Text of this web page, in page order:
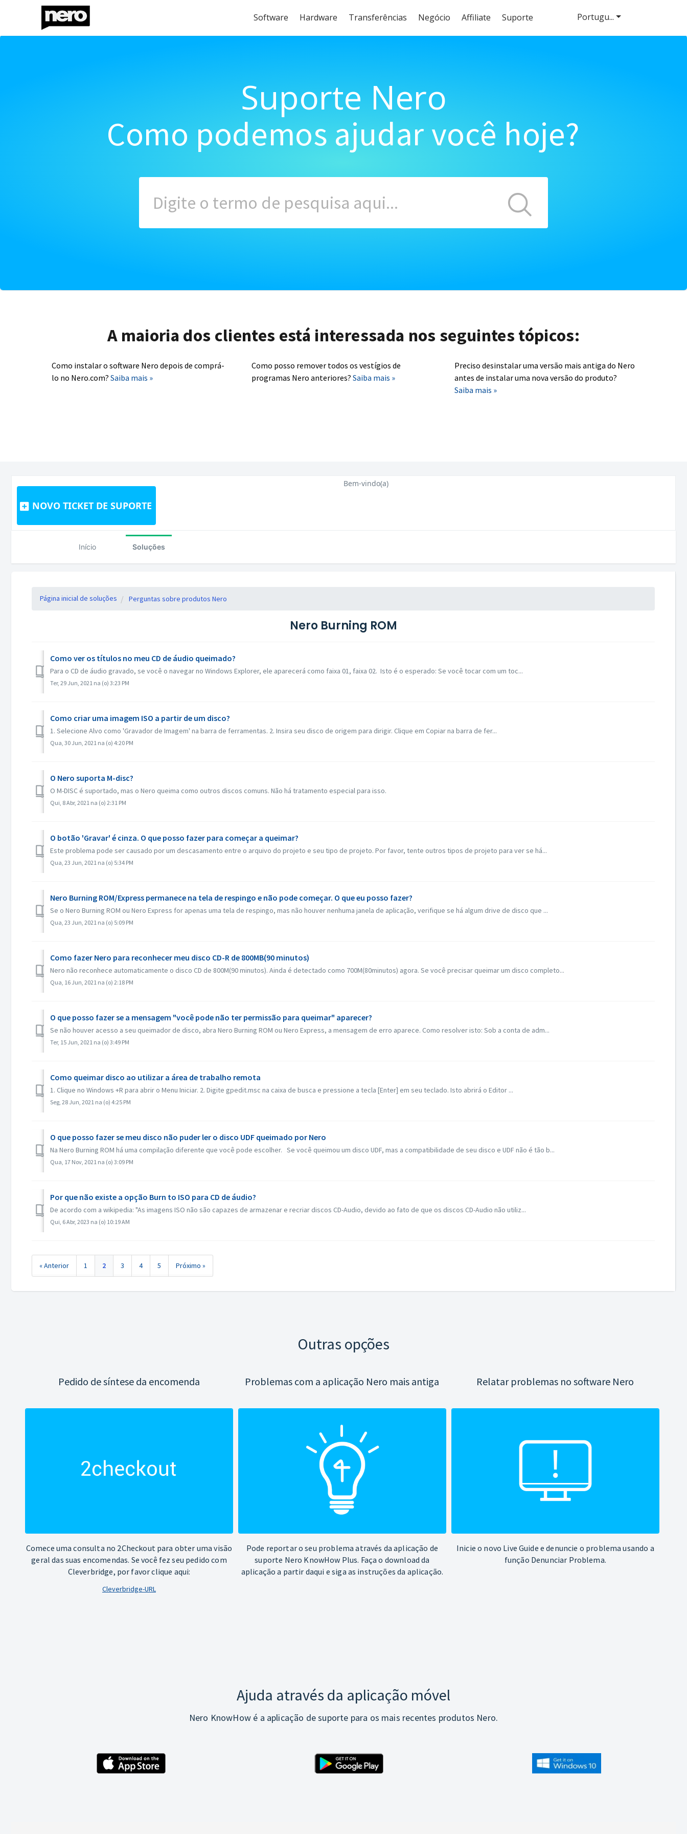
Software Hardware Transferências Negócio Affiliate Suporte
Suporte Nero
Como podemos ajudar você hoje?
A maioria dos clientes está interessada nos seguintes tópicos:
Como instalar o software Nero depois de comprá-
lo no Nero.com? Saiba mais »
Como posso remover todos os vestígios de
programas Nero anteriores? Saiba mais »
Preciso desinstalar uma versão mais antiga do Nero
antes de instalar uma nova versão do produto?
Saiba mais »
NOVO TICKET DE SUPORTE
Portugu...
Bem-vindo(a)
Início Soluções
Página inicial de soluções Perguntas sobre produtos Nero
Nero Burning ROM
Como ver os títulos no meu CD de áudio queimado?
Para o CD de áudio gravado, se você o navegar no Windows Explorer, ele aparecerá como faixa 01, faixa 02. Isto é o esperado: Se você tocar com um toc...
Ter, 29 Jun, 2021 na (o) 3:23 PM
Como criar uma imagem ISO a partir de um disco?
1. Selecione Alvo como 'Gravador de Imagem' na barra de ferramentas. 2. Insira seu disco de origem para dirigir. Clique em Copiar na barra de fer...
Qua, 30 Jun, 2021 na (o) 4:20 PM
O Nero suporta M-disc?
O M-DISC é suportado, mas o Nero queima como outros discos comuns. Não há tratamento especial para isso.
Qui, 8 Abr, 2021 na (o) 2:31 PM
O botão 'Gravar' é cinza. O que posso fazer para começar a queimar?
Este problema pode ser causado por um descasamento entre o arquivo do projeto e seu tipo de projeto. Por favor, tente outros tipos de projeto para ver se há...
Qua, 23 Jun, 2021 na (o) 5:34 PM
Nero Burning ROM/Express permanece na tela de respingo e não pode começar. O que eu posso fazer?
Se o Nero Burning ROM ou Nero Express for apenas uma tela de respingo, mas não houver nenhuma janela de aplicação, verifique se há algum drive de disco que ...
Qua, 23 Jun, 2021 na (o) 5:09 PM
Como fazer Nero para reconhecer meu disco CD-R de 800MB(90 minutos)
Nero não reconhece automaticamente o disco CD de 800M(90 minutos). Ainda é detectado como 700M(80minutos) agora. Se você precisar queimar um disco completo...
Qua, 16 Jun, 2021 na (o) 2:18 PM
O que posso fazer se a mensagem "você pode não ter permissão para queimar" aparecer?
Se não houver acesso a seu queimador de disco, abra Nero Burning ROM ou Nero Express, a mensagem de erro aparece. Como resolver isto: Sob a conta de adm...
Ter, 15 Jun, 2021 na (o) 3:49 PM
Como queimar disco ao utilizar a área de trabalho remota
1. Clique no Windows +R para abrir o Menu Iniciar. 2. Digite gpedit.msc na caixa de busca e pressione a tecla [Enter] em seu teclado. Isto abrirá o Editor ...
Seg, 28 Jun, 2021 na (o) 4:25 PM
O que posso fazer se meu disco não puder ler o disco UDF queimado por Nero
Na Nero Burning ROM há uma compilação diferente que você pode escolher. Se você queimou um disco UDF, mas a compatibilidade de seu disco e UDF não é tão b...
Qua, 17 Nov, 2021 na (o) 3:09 PM
Por que não existe a opção Burn to ISO para CD de áudio?
De acordo com a wikipedia: "As imagens ISO não são capazes de armazenar e recriar discos CD-Audio, devido ao fato de que os discos CD-Audio não utiliz...
Qui, 6 Abr, 2023 na (o) 10:19 AM
« Anterior 1 2 3 4 5 Próximo »
Outras opções
Pedido de síntese da encomenda
Comece uma consulta no 2Checkout para obter uma visão
geral das suas encomendas. Se você fez seu pedido com
Cleverbridge, por favor clique aqui:
Cleverbridge-URL
Problemas com a aplicação Nero mais antiga
Pode reportar o seu problema através da aplicação de
suporte Nero KnowHow Plus. Faça o download da
aplicação a partir daqui e siga as instruções da aplicação.
Relatar problemas no software Nero
Inicie o novo Live Guide e denuncie o problema usando a
função Denunciar Problema.
Ajuda através da aplicação móvel
Nero KnowHow é a aplicação de suporte para os mais recentes produtos Nero.